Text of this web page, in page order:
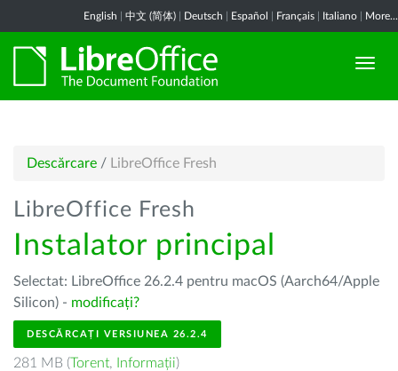
English 中文 (简体) Deutsch Español Français Italiano More...
Descărcare / LibreOffice Fresh
LibreOffice Fresh
Instalator principal
Selectat: LibreOffice 26.2.4 pentru macOS (Aarch64/Apple
Silicon) - modificați?
DESCĂRCAȚI VERSIUNEA 26.2.4
281 MB (Torent, Informații)